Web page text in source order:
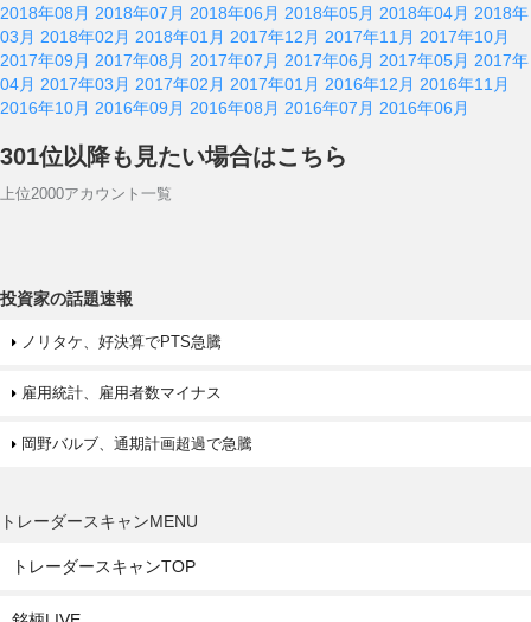
2018年08月 2018年07月 2018年06月 2018年05月 2018年04月 2018年
03月 2018年02月 2018年01月 2017年12月 2017年11月 2017年10月
2017年09月 2017年08月 2017年07月 2017年06月 2017年05月 2017年
04月 2017年03月 2017年02月 2017年01月 2016年12月 2016年11月
2016年10月 2016年09月 2016年08月 2016年07月 2016年06月
301位以降も見たい場合はこちら
上位2000アカウント一覧
投資家の話題速報
ノリタケ、好決算でPTS急騰
雇用統計、雇用者数マイナス
岡野バルブ、通期計画超過で急騰
トレーダースキャンMENU
トレーダースキャンTOP